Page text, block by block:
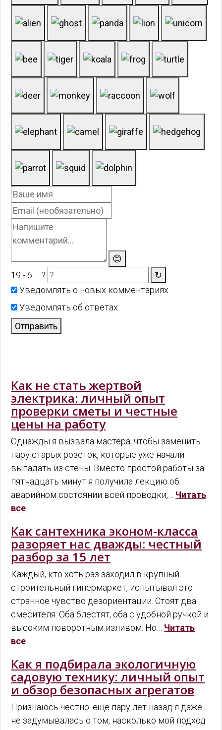
😊
19 - 6 = ?
↻
Уведомлять о новых комментариях
Уведомлять об ответах
Отправить
Как не стать жертвой
электрика: личный опыт
проверки сметы и честные
цены на работу
Однажды я вызвала мастера, чтобы заменить
пару старых розеток, которые уже начали
выпадать из стены. Вместо простой работы за
пятнадцать минут я получила лекцию об
аварийном состоянии всей проводки,… Читать
все
Как сантехника эконом-класса
разоряет нас дважды: честный
разбор за 15 лет
Каждый, кто хоть раз заходил в крупный
строительный гипермаркет, испытывал это
странное чувство дезориентации. Стоят два
смесителя. Оба блестят, оба с удобной ручкой и
высоким поворотным изливом. Но… Читать
все
Как я подбирала экологичную
садовую технику: личный опыт
и обзор безопасных агрегатов
Признаюсь честно: еще пару лет назад я даже
не задумывалась о том, насколько мой подход